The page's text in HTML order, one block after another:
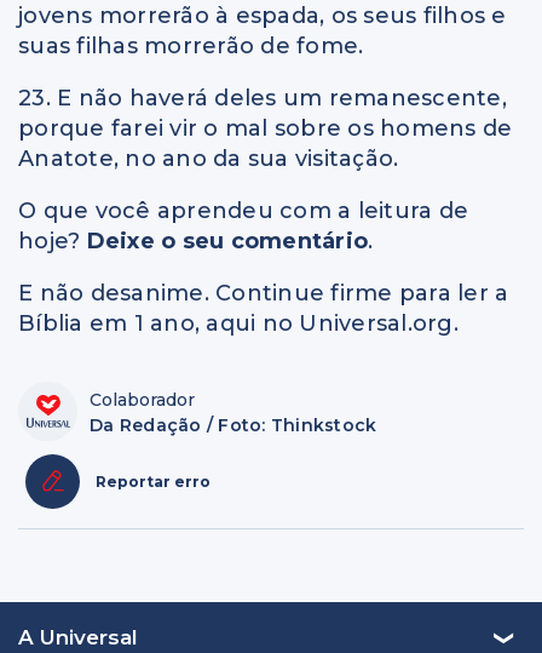
jovens morrerão à espada, os seus filhos e
suas filhas morrerão de fome.
23. E não haverá deles um remanescente,
porque farei vir o mal sobre os homens de
Anatote, no ano da sua visitação.
O que você aprendeu com a leitura de
hoje? Deixe o seu comentário.
E não desanime. Continue firme para ler a
Bíblia em 1 ano, aqui no Universal.org.
Colaborador
Da Redação / Foto: Thinkstock
Reportar erro
A Universal